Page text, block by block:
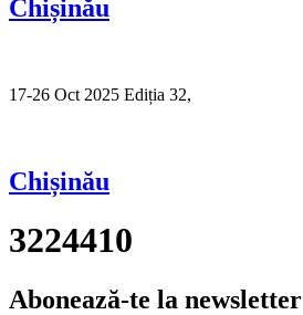
Chișinău
17-26 Oct 2025 Ediția 32,
Chișinău
3224410
Abonează-te la newsletter